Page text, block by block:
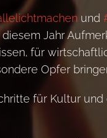
und
Jahr
für
Opfer
für Kultur